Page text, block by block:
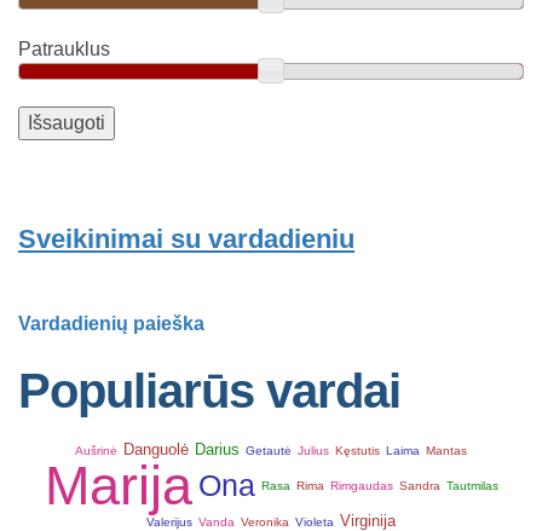
Patrauklus
Sveikinimai su vardadieniu
Vardadienių paieška
Populiarūs vardai
Aušrinė Danguolė Darius Getautė Julius Kęstutis Laima Mantas
Marija Ona Rasa Rima Rimgaudas Sandra Tautmilas
Valerijus Vanda Veronika Violeta Virginija